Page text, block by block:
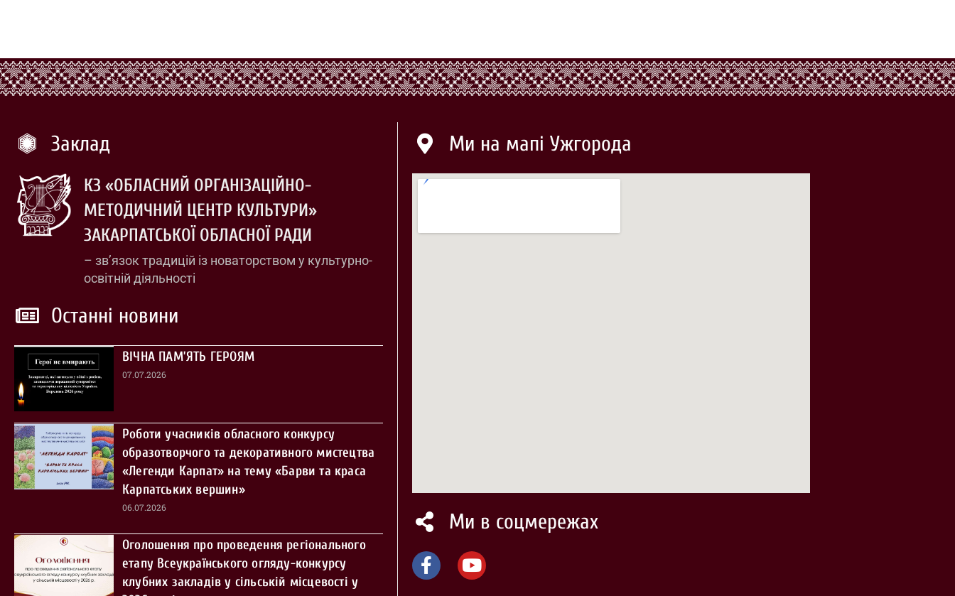
Заклад
КЗ «ОБЛАСНИЙ ОРГАНІЗАЦІЙНО-
МЕТОДИЧНИЙ ЦЕНТР КУЛЬТУРИ»
ЗАКАРПАТСЬКОЇ ОБЛАСНОЇ РАДИ
– зв’язок традицій із новаторством у культурно-
освітній діяльності
Останні новини
ВІЧНА ПАМ’ЯТЬ ГЕРОЯМ
07.07.2026
Роботи учасників обласного конкурсу
образотворчого та декоративного мистецтва
«Легенди Карпат» на тему «Барви та краса
Карпатських вершин»
06.07.2026
Оголошення про проведення регіонального
етапу Всеукраїнського огляду-конкурсу
клубних закладів у сільській місцевості у
Ми на мапі Ужгорода
Ми в соцмережах